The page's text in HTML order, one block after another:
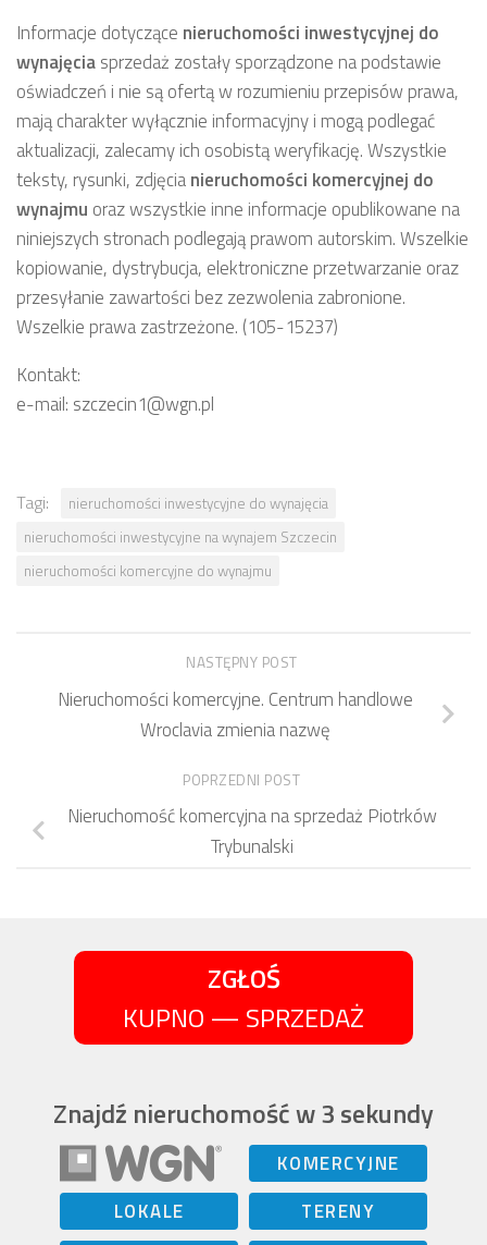
Informacje dotyczące nieruchomości inwestycyjnej do
wynajęciasprzedaż zostały sporządzone na podstawie
oświadczeń i nie są ofertą w rozumieniu przepisów prawa,
mają charakter wyłącznie informacyjny i mogą podlegać
aktualizacji, zalecamy ich osobistą weryfikację. Wszystkie
teksty, rysunki, zdjęcianieruchomości komercyjnej do
wynajmu oraz wszystkie inne informacje opublikowane na
niniejszych stronach podlegają prawom autorskim. Wszelkie
kopiowanie, dystrybucja, elektroniczne przetwarzanie oraz
przesyłanie zawartości bez zezwolenia zabronione.
Wszelkie prawa zastrzeżone. (105-15237)
Kontakt:
e-mail: szczecin1@wgn.pl
Tagi:
nieruchomości inwestycyjne do wynajęcia
nieruchomości inwestycyjne na wynajem Szczecin
nieruchomości komercyjne do wynajmu
NASTĘPNY POST
Nieruchomości komercyjne. Centrum handlowe
Wroclavia zmienia nazwę
POPRZEDNI POST
Nieruchomość komercyjna na sprzedaż Piotrków
Trybunalski
ZGŁOŚ
KUPNO — SPRZEDAŻ
Znajdź nieruchomość w 3 sekundy
KOMERCYJNE
LOKALE
TERENY